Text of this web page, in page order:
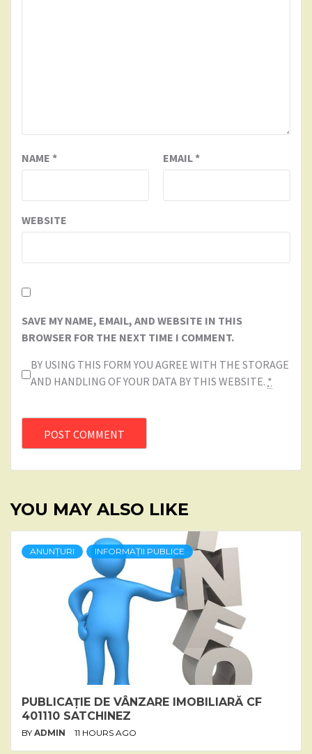
NAME * EMAIL*
WEBSITE
SAVE MY NAME, EMAIL, AND WEBSITE IN THIS
BROWSER FOR THE NEXT TIME I COMMENT.
BY USING THIS FORM YOU AGREE WITH THE STORAGE
AND HANDLING OF YOUR DATA BY THIS WEBSITE. *
YOU MAY ALSO LIKE
ANUNȚURI INFORMAȚII PUBLICE
PUBLICAȚIE DE VÂNZARE IMOBILIARĂ CF
401110 SATCHINEZ
BY ADMIN 11 HOURS AGO